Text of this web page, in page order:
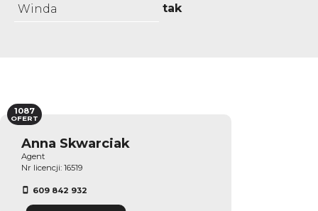
Winda tak
Anna Skwarciak
Agent
Nr licencji: 16519
609 842 932
1087
OFERT